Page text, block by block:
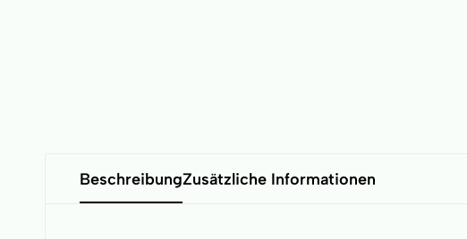
BeschreibungZusätzliche Informationen